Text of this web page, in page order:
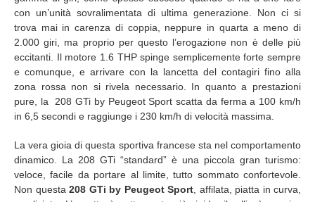
con un’unità sovralimentata di ultima generazione. Non ci si
trova mai in carenza di coppia, neppure in quarta a meno di
2.000 giri, ma proprio per questo l’erogazione non è delle più
eccitanti. Il motore 1.6 THP spinge semplicemente forte sempre
e comunque, e arrivare con la lancetta del contagiri fino alla
zona rossa non si rivela necessario. In quanto a prestazioni
pure, la 208 GTi by Peugeot Sport scatta da ferma a 100 km/h
in 6,5 secondi e raggiunge i 230 km/h di velocità massima.
La vera gioia di questa sportiva francese sta nel comportamento
dinamico. La 208 GTi “standard” è una piccola gran turismo:
veloce, facile da portare al limite, tutto sommato confortevole.
Non questa 208 GTi by Peugeot Sport, affilata, piatta in curva,